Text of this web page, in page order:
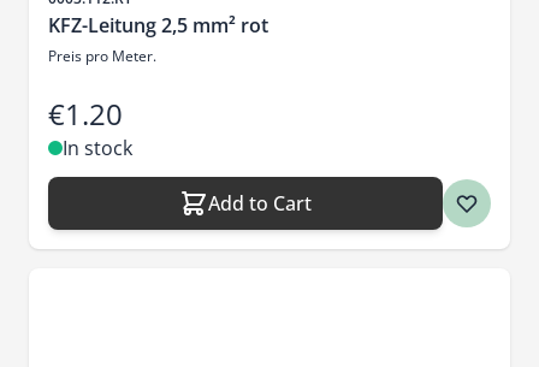
KFZ-Leitung 2,5 mm² rot
Preis pro Meter.
€1.20
In stock
Add to Cart